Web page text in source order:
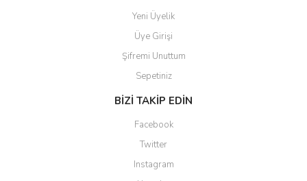
Yeni Üyelik
Üye Girişi
Şifremi Unuttum
Sepetiniz
BİZİ TAKİP EDİN
Facebook
Twitter
Instagram